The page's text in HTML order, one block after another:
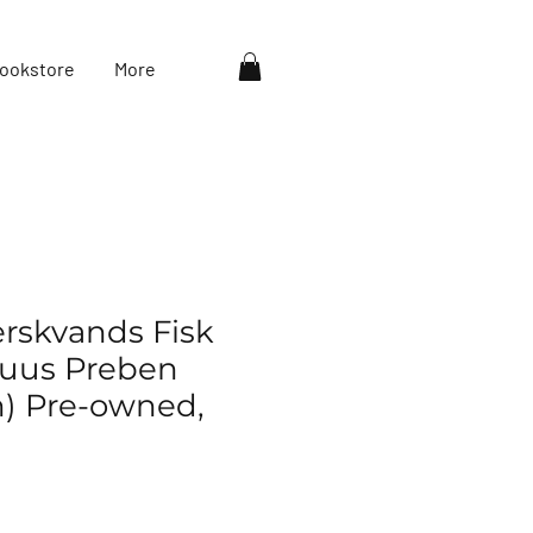
More
Fisk
Preben
Pre-owned,